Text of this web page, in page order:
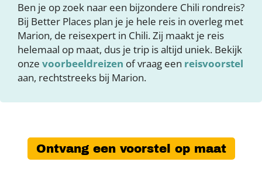
Ben je op zoek naar een bijzondere Chili rondreis?
Bij Better Places plan je je hele reis in overleg met
Marion, de reisexpert in Chili. Zij maakt je reis
helemaal op maat, dus je trip is altijd uniek. Bekijk
onze voorbeeldreizen of vraag een reisvoorstel
aan, rechtstreeks bij Marion.
Ontvang een voorstel op maat